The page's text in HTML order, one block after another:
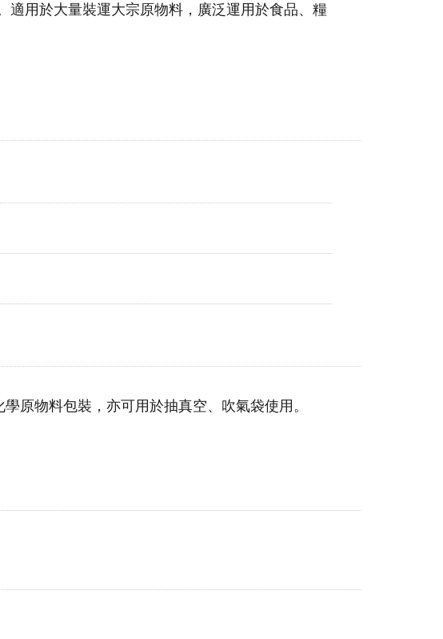
用於大量裝運大宗原物料，廣泛運用於食品、糧
原物料包裝，亦可用於抽真空、吹氣袋使用。